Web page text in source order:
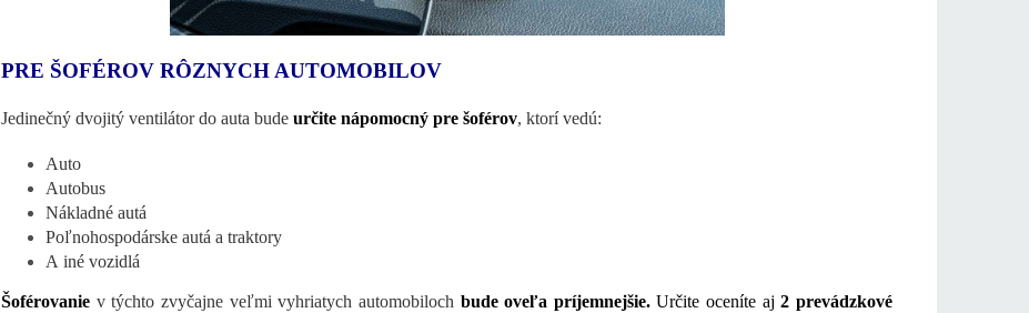
PRE ŠOFÉROV RÔZNYCH AUTOMOBILOV
Jedinečný dvojitý ventilátor do auta bude určite nápomocný pre šoférov, ktorí vedú:
Auto
Autobus
Nákladné autá
Poľnohospodárske autá a traktory
A iné vozidlá
Šoférovanie v týchto zvyčajne veľmi vyhriatych automobiloch bude oveľa príjemnejšie.Určite oceníte aj 2 prevádzkové